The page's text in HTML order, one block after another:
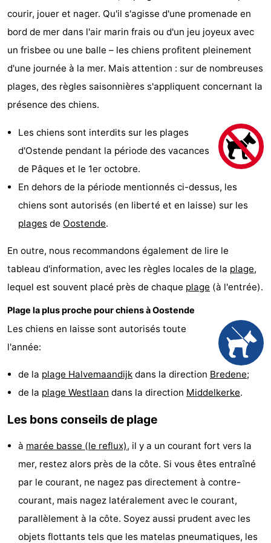
courir, jouer et nager. Qu'il s'agisse d'une promenade en
bord de mer dans l'air marin frais ou d'un jeu joyeux avec
un frisbee ou une balle – les chiens profitent pleinement
d'une journée à la mer. Mais attention : sur de nombreuses
plages, des règles saisonnières s'appliquent concernant la
présence des chiens.
Les chiens sont interdits sur les plages
d'Ostende pendant la période des vacances
de Pâques et le 1er octobre.
En dehors de la période mentionnés ci-dessus, les
chiens sont autorisés (en liberté et en laisse) sur les
plages de Oostende.
En outre, nous recommandons également de lire le
tableau d'information, avec les règles locales de la plage,
lequel est souvent placé près de chaque plage (à l'entrée).
Plage la plus proche pour chiens à Oostende
Les chiens en laisse sont autorisés toute
l'année:
de la plage Halvemaandijk dans la direction Bredene;
de la plage Westlaan dans la direction Middelkerke.
Les bons conseils de plage
à marée basse (le reflux), il y a un courant fort vers la
mer, restez alors près de la côte. Si vous êtes entraîné
par le courant, ne nagez pas directement à contre-
courant, mais nagez latéralement avec le courant,
parallèlement à la côte. Soyez aussi prudent avec les
objets flottants tels que les matelas pneumatiques, les